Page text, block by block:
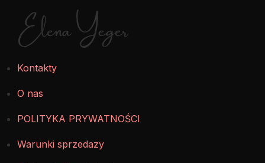
Elena Yeger
Kontakty
O nas
POLITYKA PRYWATNOŚCI
Warunki sprzedazy